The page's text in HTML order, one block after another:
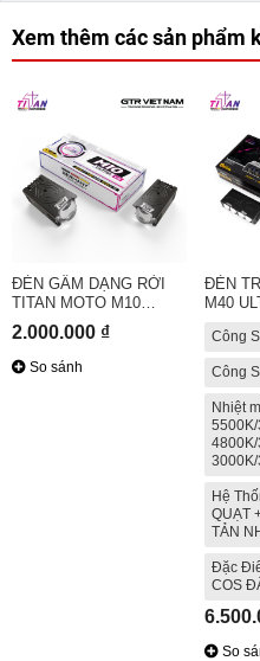
Xem thêm các sản phẩm
ĐÈN GẦM DẠNG RỜI
TITAN MOTO M10
ULTRA V3
2.000.000 ₫
So sánh
ĐÈN
M40
Công
Công
Nhiệt
5500K/
4800K/
Hệ
QUẠT
TẢN
Đặc
COS
So